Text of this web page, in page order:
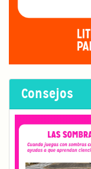
Consejos